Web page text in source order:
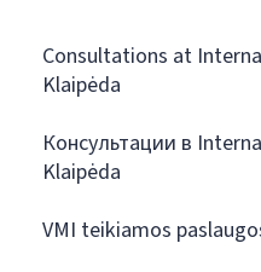
Consultations at
Klaipėda
Консультации в
Klaipėda
VMI teikiamos